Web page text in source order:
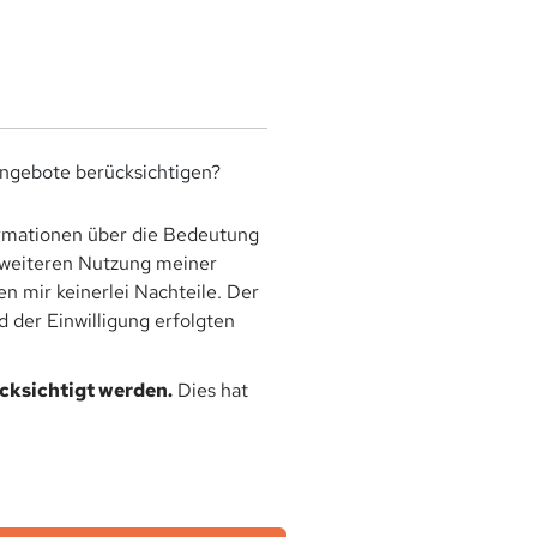
berücksichtigen?
über die Bedeutung
Nutzung meiner
mir keinerlei Nachteile. Der
der Einwilligung erfolgten
werden.Dies hat